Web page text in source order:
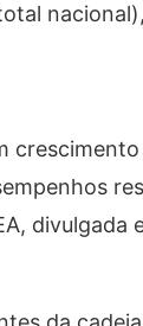
divulgada